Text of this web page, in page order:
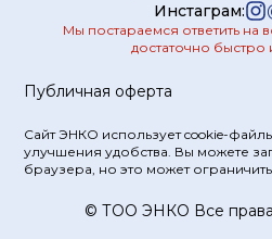
Публичная оферта
Сайт ЭНКО использует cookie-
улучшения удобства. Вы можете
браузера, но это может
© ТOO ЭНКО Все
Инстаграм:
Мы постараемся ответить на
достаточно быстро